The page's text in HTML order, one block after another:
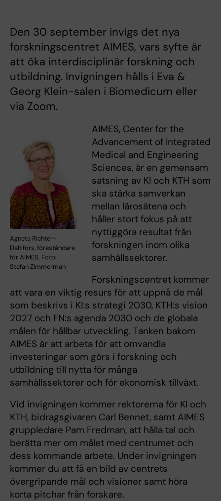
Den 30 september invigs det nya
forskningscentret AIMES, vars syfte är
att öka interdisciplinär forskning och
utbildning. Invigningen hålls i Eva &
Georg Klein-salen i Biomedicum eller
via Zoom.
Agneta Richter-
Dahlfors, föreståndare
för AIMES. Foto:
Stefan Zimmerman
AIMES, Center for the
Advancement of Integrated
Medical and Engineering
Sciences, är en gemensam
satsning av KI och KTH som
ska stärka samverkan
mellan lärosätena och
håller stort fokus på att
nyttiggöra resultat från
forskningen inom olika
samhällssektorer.
Forskningscentret kommer
att vara en viktig resurs för att uppnå de mål
som beskrivs i KI:s strategi 2030, KTH:s vision
2027 och FN:s agenda 2030 och de globala
målen för hållbar utveckling. Tanken bakom
AIMES är att arbeta för att omvandla
investeringar som görs i forskning och
utbildning till nytta för många
samhällssektorer och för ekonomisk tillväxt.
Vid invigningen kommer rektorerna för KI och
KTH, bidragsgivaren Carl Bennet, samt AIMES
gruppledare Pam Fredman, att hålla tal och
berätta mer om målet med centrumet och
dess kommande arbete. Under invigningen
kommer du att få en bild av centrets
övergripande mål och visioner samt höra
korta pitchar från forskare.